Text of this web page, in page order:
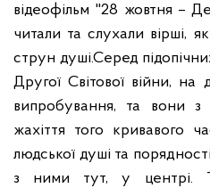
відеофільм "28 жовтня –
читали та слухали вірші,
струн душі.Серед
Другої Світової війни,
випробування, та вони з
жахіття того кривавого
людської душі та
з ними тут, у центрі.